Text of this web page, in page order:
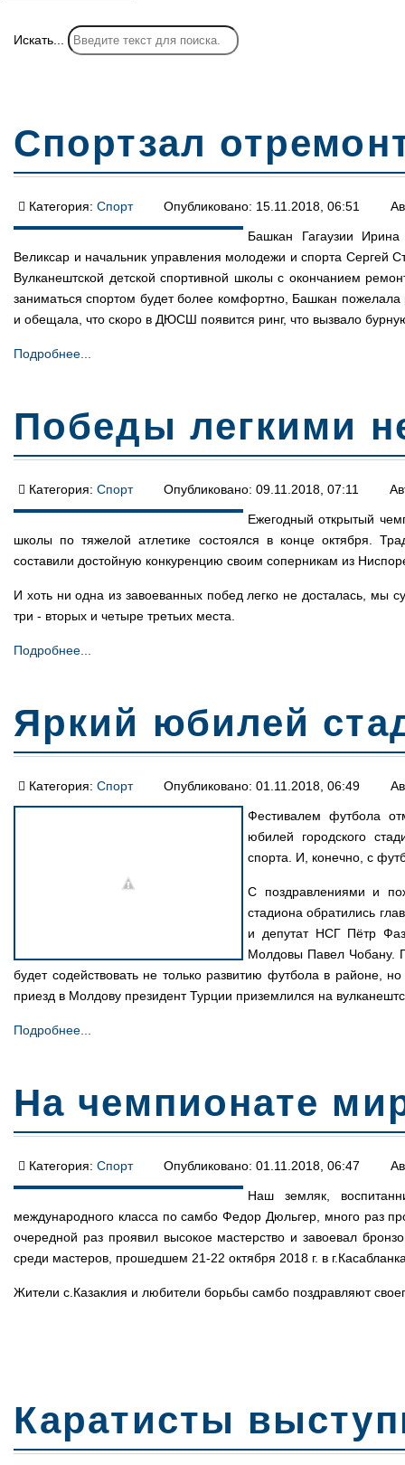
Искать...
Спортзал
Категория: Спорт Опубликовано: 15.11.2018, 06:51
Башкан Гагаузии
Великсар и начальник управления молодежи и спорта Сергей
Вулканештской детской спортивной школы с окончанием
заниматься спортом будет более комфортно, Башкан пожелала
и обещала, что скоро в ДЮСШ появится ринг, что вызвало
Подробнее...
Победы легкими
Категория: Спорт Опубликовано: 09.11.2018, 07:11
Ежегодный открытый
школы по тяжелой атлетике состоялся в конце октября.
составили достойную конкуренцию своим соперникам из
И хоть ни одна из завоеванных побед легко не досталась, мы
три - вторых и четыре третьих места.
Подробнее...
Яркий юбилей
Категория: Спорт Опубликовано: 01.11.2018, 06:49
Фестивалем футбола
юбилей городского
спорта. И, конечно, с
С поздравлениями и
стадиона обратились
и депутат НСГ Пётр
Молдовы Павел Чобану.
будет содействовать не только развитию футбола в районе,
приезд в Молдову президент Турции приземлился на
Подробнее...
На чемпионате
Категория: Спорт Опубликовано: 01.11.2018, 06:47
Наш земляк,
международного класса по самбо Федор Дюльгер, много раз
очередной раз проявил высокое мастерство и завоевал
среди мастеров, прошедшем 21-22 октября 2018 г. в
Жители с.Казаклия и любители борьбы самбо поздравляют
Каратисты